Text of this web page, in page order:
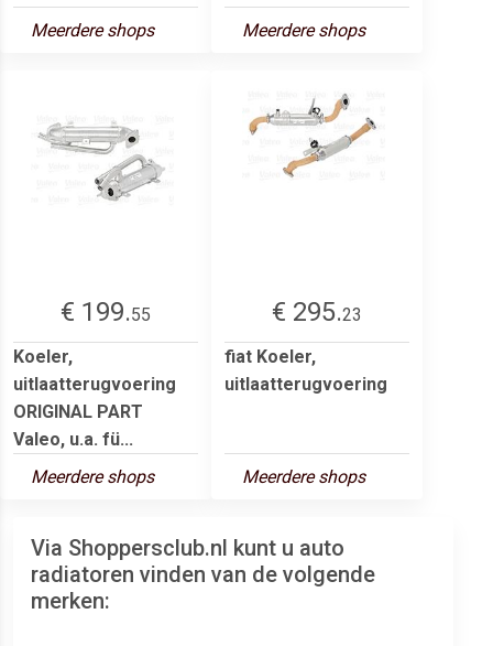
Meerdere shops Meerdere shops
€ 199.55
Koeler,
uitlaatterugvoering
ORIGINAL PART
Valeo, u.a. fü...
Meerdere shops
€ 295.23
fiat Koeler,
uitlaatterugvoering
Meerdere shops
Via Shoppersclub.nl kunt u auto
radiatoren vinden van de volgende
merken: